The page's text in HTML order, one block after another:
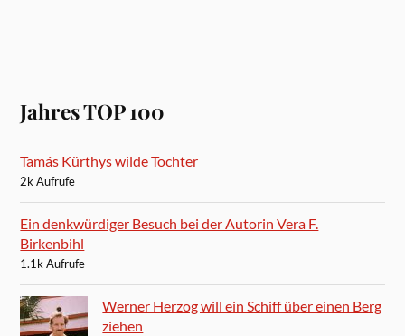
Jahres TOP 100
Tamás Kürthys wilde Tochter
2k Aufrufe
Ein denkwürdiger Besuch bei der Autorin Vera F.
Birkenbihl
1.1k Aufrufe
Werner Herzog will ein Schiff über einen Berg
ziehen